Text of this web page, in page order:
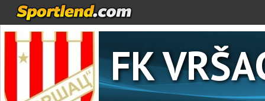
FK